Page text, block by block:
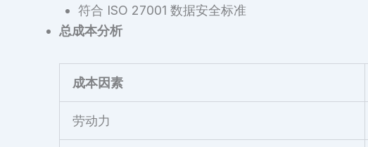
符合 ISO 27001 数据安全标准
总成本分析
成本因素
劳动力